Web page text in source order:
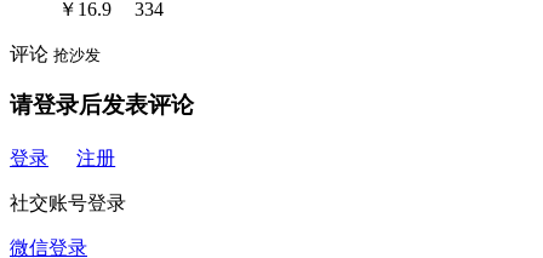
￥ 16.9 334
评论 抢沙发
请登录后发表评论
登录 注册
社交账号登录
微信登录